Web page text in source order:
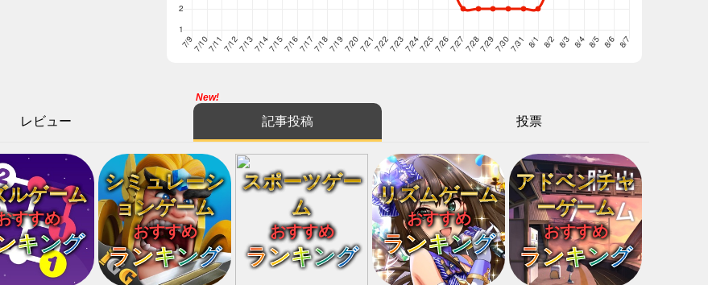
レビュー
New!
記事投稿 投票
ルゲーム
すすめ
キング
シミュレーシ
ョンゲーム
おすすめ
ランキング
スポーツゲー
ム
おすすめ
ランキング
リズムゲーム
おすすめ
ランキング
アドベンチャ
ーゲーム
おすすめ
ランキング